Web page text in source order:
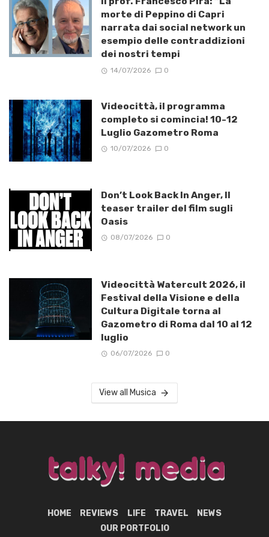
morte di Peppino di Capri
narrata dai social network un
esempio delle contraddizioni
dei nostri tempi
14/07/2026 0
Videocittà, il programma
completo si comincia! 10-12
Luglio Gazometro Roma
10/07/2026 0
Don’t Look Back In Anger, Il
teaser trailer del film sugli
Oasis
08/07/2026 0
Videocittà Watercult 2026, il
Festival della Visione e della
Cultura Digitale torna al
Gazometro di Roma dal 10 al 12
luglio
06/07/2026 0
View all Musica
HOME REVIEWS LIFE TRAVEL
NEWS
OUR PORTFOLIO